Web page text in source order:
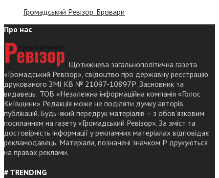
Громадський Ревізор. Бровари
Про нас
Щотижнева загальнополітична газета
«Громадський Ревізор», свідоцтво про державну реєстрацію
друкованого ЗМІ КВ № 21097-10897Р. Засновник та
видавець: ТОВ «Незалежна інформаційна компанія «Голос
Київщини» Редакція може не поділяти думку авторів
публікацій. Будь-який передрук матеріалів – з обов’язковим
посиланням на газету «Громадський Ревізор». За зміст та
достовірність інформації у рекламних матеріалах відповідає
рекламодавець. Матеріали, позначені значком Р друкуються
на правах реклами.
# TRENDING